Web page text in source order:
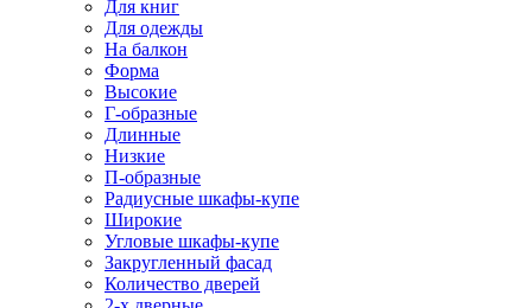
Для книг
Для одежды
На балкон
Форма
Высокие
Г-образные
Длинные
Низкие
П-образные
Радиусные шкафы-купе
Широкие
Угловые шкафы-купе
Закругленный фасад
Количество дверей